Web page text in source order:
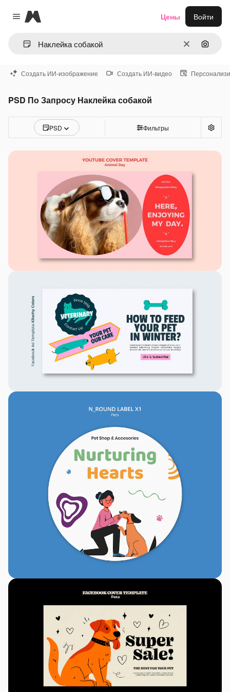
Close menu
Magnific
ОчиститьПоиск
Цены Войти
Создать ИИ-изображение Создать ИИ-видео
PSD По Запросу Наклейка собакой
PSD Фильтры